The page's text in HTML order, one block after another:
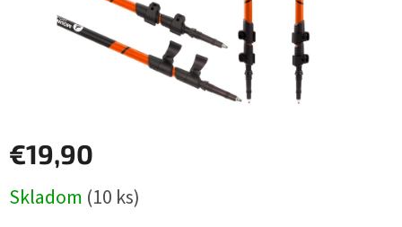
€19,90
cena:
Skladom (10 ks)